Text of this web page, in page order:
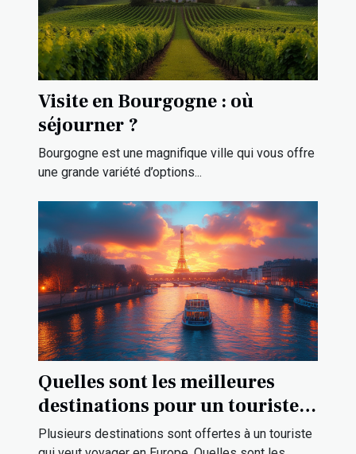
Visite en Bourgogne : où
séjourner ?
Bourgogne est une magnifique ville qui vous offre
une grande variété d’options...
Quelles sont les meilleures
destinations pour un touriste
en Europe ?
Plusieurs destinations sont offertes à un touriste